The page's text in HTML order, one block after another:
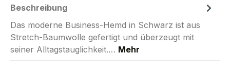
Beschreibung
Das moderne Business-Hemd in Schwarz ist aus
Stretch-Baumwolle gefertigt und überzeugt mit
seiner Alltagstauglichkeit.… Mehr